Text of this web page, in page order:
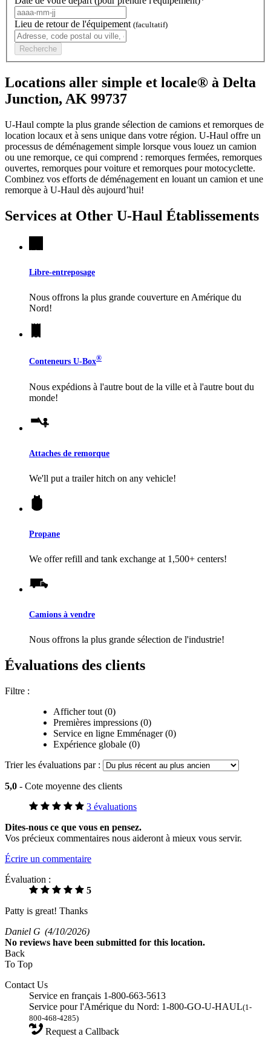
Lieu de retour de l'équipement (facultatif)
Recherche
Locations aller simple et locale® à Delta
Junction, AK 99737
U-Haul compte la plus grande sélection de camions et remorques de
location locaux et à sens unique dans votre région. U-Haul offre un
processus de déménagement simple lorsque vous louez un camion
ou une remorque, ce qui comprend : remorques fermées, remorques
ouvertes, remorques pour voiture et remorques pour motocyclette.
Combinez vos efforts de déménagement en louant un camion et une
remorque à U-Haul dès aujourd’hui!
Services at Other U-Haul Établissements
Libre-entreposage
Nous offrons la plus grande couverture en Amérique du
Nord!
Conteneurs U-Box®
Nous expédions à l'autre bout de la ville et à l'autre bout du
monde!
Attaches de remorque
We'll put a trailer hitch on any vehicle!
Propane
We offer refill and tank exchange at 1,500+ centers!
Camions à vendre
Nous offrons la plus grande sélection de l'industrie!
Évaluations des clients
Filtre :
Afficher tout (0)
Premières impressions (0)
Service en ligne Emménager (0)
Expérience globale (0)
Trier les évaluations par :
5,0 - Cote moyenne des clients
3 évaluations
Dites-nous ce que vous en pensez.
Vos précieux commentaires nous aideront à mieux vous servir.
Écrire un commentaire
Évaluation :
5
Patty is great! Thanks
Daniel G (4/10/2026)
No reviews have been submitted for this location.
Back
To Top
Contact Us
Service en français 1-800-663-5613
Service pour l'Amérique du Nord: 1-800-GO-U-HAUL(1-
800-468-4285)
Request a Callback